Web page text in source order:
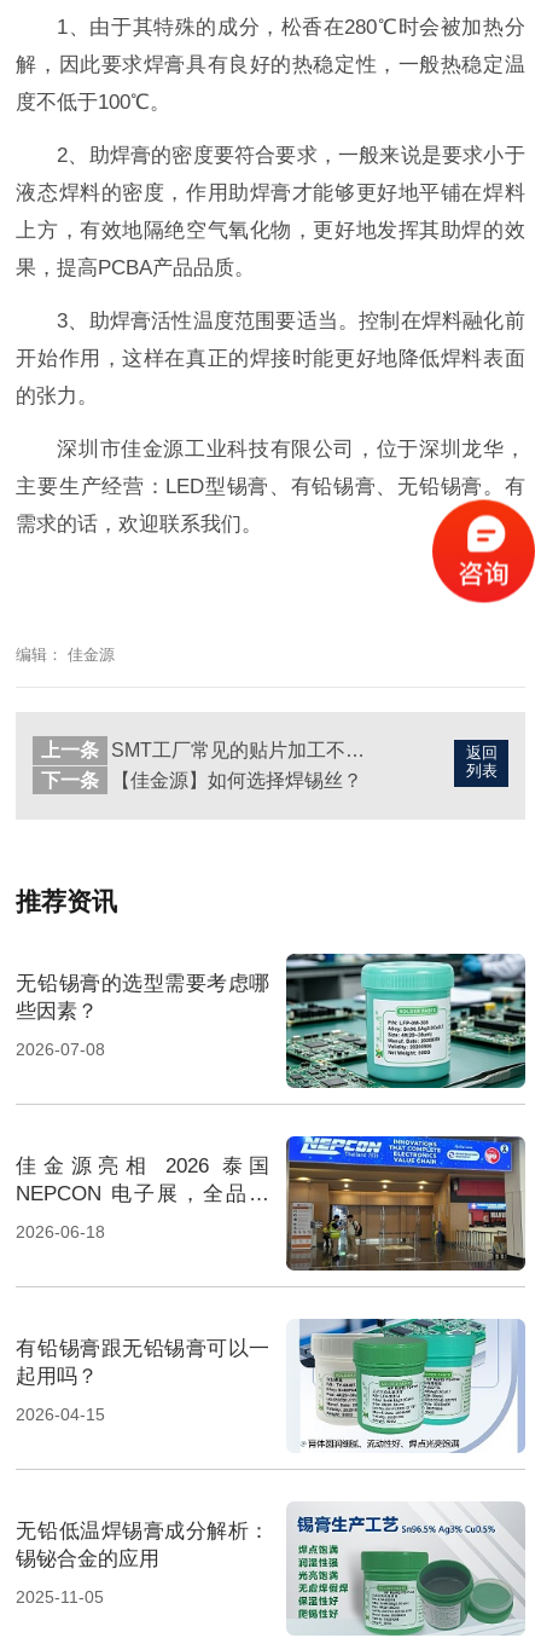
1、由于其特殊的成分，松香在280℃时会被加热分
解，因此要求焊膏具有良好的热稳定性，一般热稳定温
度不低于100℃。
2、助焊膏的密度要符合要求，一般来说是要求小于
液态焊料的密度，作用助焊膏才能够更好地平铺在焊料
上方，有效地隔绝空气氧化物，更好地发挥其助焊的效
果，提高PCBA产品品质。
3、助焊膏活性温度范围要适当。控制在焊料融化前
开始作用，这样在真正的焊接时能更好地降低焊料表面
的张力。
深圳市佳金源工业科技有限公司，位于深圳龙华，
主要生产经营：LED型锡膏、有铅锡膏、无铅锡膏。有
需求的话，欢迎联系我们。
编辑： 佳金源
返回
列表
上一条
SMT工厂常见的贴片加工不良原因有哪些？
下一条
【佳金源】如何选择焊锡丝？
推荐资讯
无铅锡膏的选型需要考虑哪
些因素？
2026-07-08
佳金源亮相 2026 泰国
NEPCON 电子展，全品类
焊料重磅展出，高性能锡膏
2026-06-18
有铅锡膏跟无铅锡膏可以一
起用吗？
2026-04-15
无铅低温焊锡膏成分解析：
锡铋合金的应用
2025-11-05